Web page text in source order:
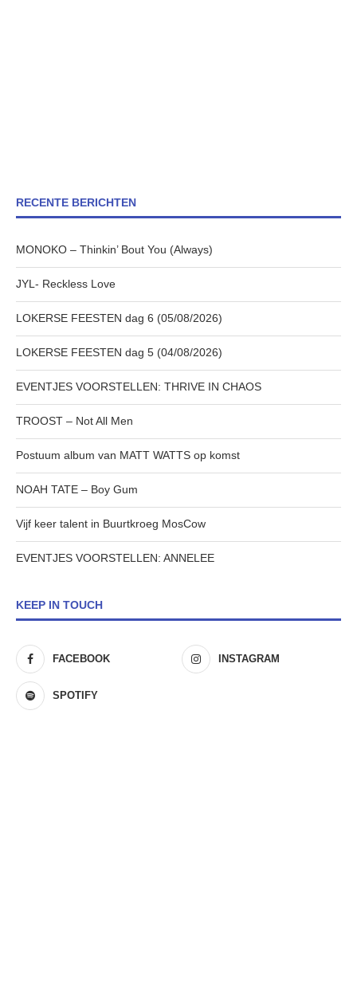
RECENTE BERICHTEN
MONOKO – Thinkin’ Bout You (Always)
JYL- Reckless Love
LOKERSE FEESTEN dag 6 (05/08/2026)
LOKERSE FEESTEN dag 5 (04/08/2026)
EVENTJES VOORSTELLEN: THRIVE IN CHAOS
TROOST – Not All Men
Postuum album van MATT WATTS op komst
NOAH TATE – Boy Gum
Vijf keer talent in Buurtkroeg MosCow
EVENTJES VOORSTELLEN: ANNELEE
KEEP IN TOUCH
FACEBOOK INSTAGRAM
SPOTIFY